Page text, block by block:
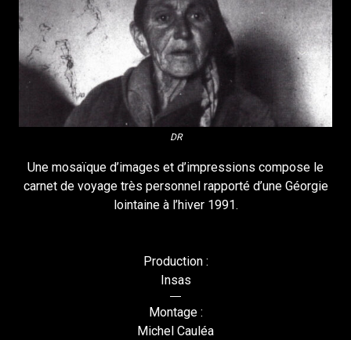
DR
Une mosaïque d’images et d’impressions compose le
carnet de voyage très personnel rapporté d’une Géorgie
lointaine à l’hiver 1991.
Production :
Insas
Montage :
Michel Cauléa